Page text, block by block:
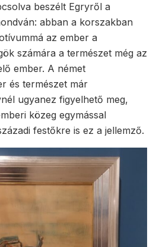
beszélt Egryről a
abban a korszakban
az ember a
számára a természet még az
ember. A német
és természet már
ugyanez figyelhető meg,
közeg egymással
festőkre is ez a jellemző.